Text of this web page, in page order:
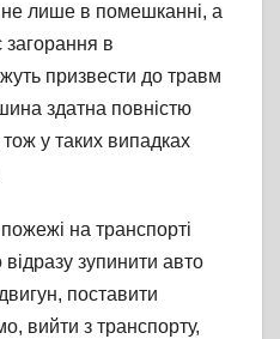
лише в помешканні, а
загорання в
призвести до травм
здатна повністю
у таких випадках
на транспорті
зупинити авто
поставити
вийти з транспорту,